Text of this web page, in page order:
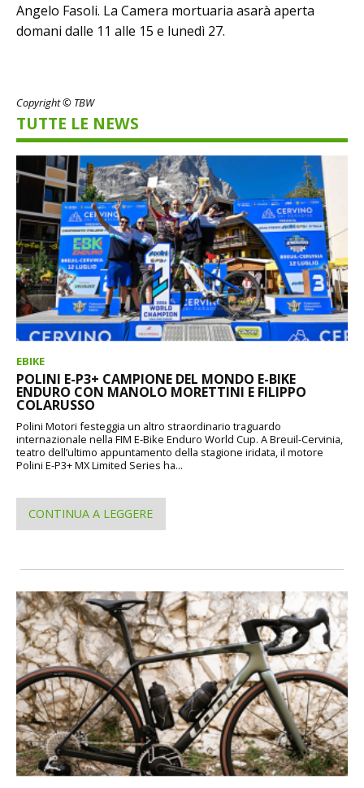
Angelo Fasoli. La Camera mortuaria asarà aperta
domani dalle 11 alle 15 e lunedì 27.
Copyright © TBW
TUTTE LE NEWS
EBIKE
POLINI E-P3+ CAMPIONE DEL MONDO E-BIKE
ENDURO CON MANOLO MORETTINI E FILIPPO
COLARUSSO
Polini Motori festeggia un altro straordinario traguardo
internazionale nella FIM E-Bike Enduro World Cup. A Breuil-Cervinia,
teatro dell’ultimo appuntamento della stagione iridata, il motore
Polini E-P3+ MX Limited Series ha...
CONTINUA A LEGGERE